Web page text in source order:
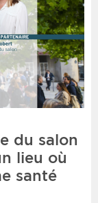
du salon
lieu où
santé